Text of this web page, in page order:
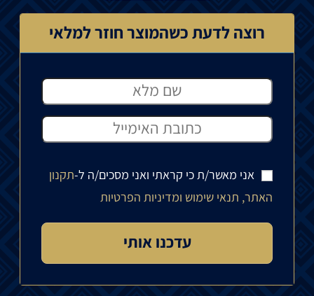
רוצה לדעת כשהמוצר חוזר למלאי
אני מאשר/ת כי קראתי ואני מסכים/ה ל-תקנון
האתר, תנאי שימוש ומדיניות הפרטיות